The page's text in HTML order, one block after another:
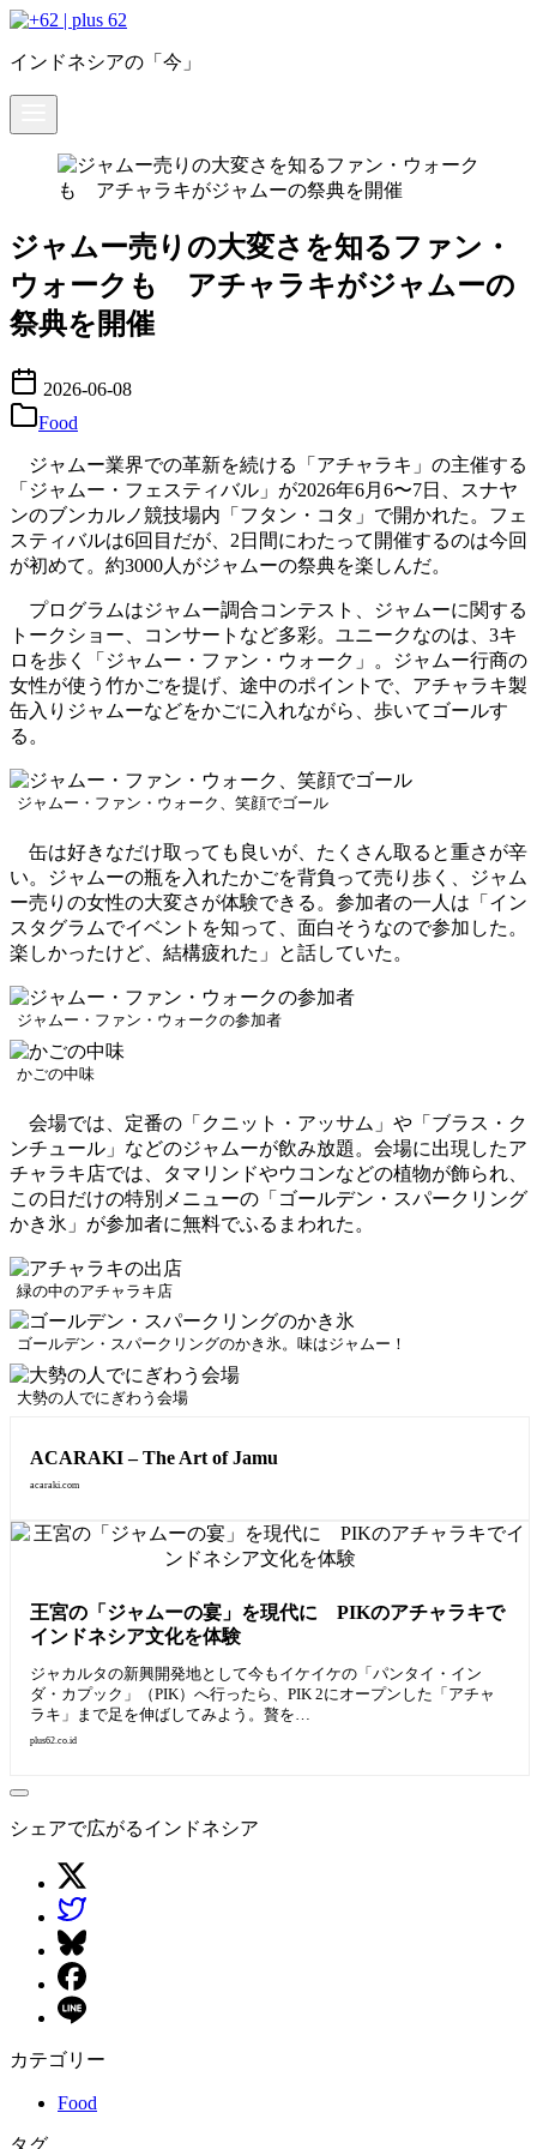
コ
テ
ン
インドネシアの「今」
ジャムー売りの大変さを知るファン・
ウォークも アチャラキがジャムーの
祭典を開催
2026-06-08
Food
ジャムー業界での革新を続ける「アチャラキ」の主催する
「ジャムー・フェスティバル」が2026年6月6〜7日、スナヤ
ンのブンカルノ競技場内「フタン・コタ」で開かれた。フェ
スティバルは6回目だが、2日間にわたって開催するのは今回
が初めて。約3000人がジャムーの祭典を楽しんだ。
プログラムはジャムー調合コンテスト、ジャムーに関する
トークショー、コンサートなど多彩。ユニークなのは、3キ
ロを歩く「ジャムー・ファン・ウォーク」。ジャムー行商の
女性が使う竹かごを提げ、途中のポイントで、アチャラキ製
缶入りジャムーなどをかごに入れながら、歩いてゴールす
る。
ジャムー・ファン・ウォーク、笑顔でゴール
缶は好きなだけ取っても良いが、たくさん取ると重さが辛
い。ジャムーの瓶を入れたかごを背負って売り歩く、ジャム
ー売りの女性の大変さが体験できる。参加者の一人は「イン
スタグラムでイベントを知って、面白そうなので参加した。
楽しかったけど、結構疲れた」と話していた。
ジャムー・ファン・ウォークの参加者
かごの中味
会場では、定番の「クニット・アッサム」や「ブラス・ク
ンチュール」などのジャムーが飲み放題。会場に出現したア
チャラキ店では、タマリンドやウコンなどの植物が飾られ、
この日だけの特別メニューの「ゴールデン・スパークリング
かき氷」が参加者に無料でふるまわれた。
緑の中のアチャラキ店
ゴールデン・スパークリングのかき氷。味はジャムー！
大勢の人でにぎわう会場
ACARAKI – The Art of Jamu
acaraki.com
王宮の「ジャムーの宴」を現代に PIKのアチャラキで
インドネシア文化を体験
ジャカルタの新興開発地として今もイケイケの「パンタイ・イン
ダ・カプック」（PIK）へ行ったら、PIK 2にオープンした「アチャ
ラキ」まで足を伸ばしてみよう。贅を…
plus62.co.id
シェアで広がるインドネシア
カテゴリー
Food
タグ